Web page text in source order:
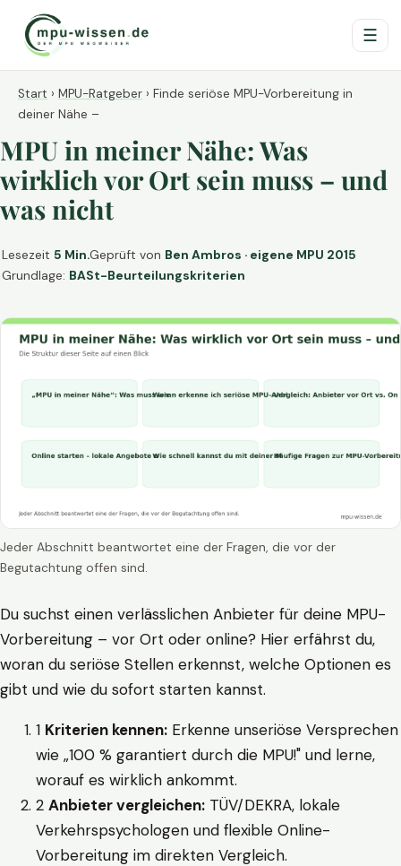
☰
Start › MPU-Ratgeber › Finde seriöse MPU-Vorbereitung in
deiner Nähe –
MPU in meiner Nähe: Was
wirklich vor Ort sein muss – und
was nicht
Lesezeit 5 Min.Geprüft von Ben Ambros · eigene MPU 2015
Grundlage: BASt-Beurteilungskriterien
Jeder Abschnitt beantwortet eine der Fragen, die vor der
Begutachtung offen sind.
Du suchst einen verlässlichen Anbieter für deine MPU-
Vorbereitung – vor Ort oder online? Hier erfährst du,
woran du seriöse Stellen erkennst, welche Optionen es
gibt und wie du sofort starten kannst.
1 Kriterien kennen: Erkenne unseriöse Versprechen
wie „100 % garantiert durch die MPU!" und lerne,
worauf es wirklich ankommt.
2 Anbieter vergleichen: TÜV/DEKRA, lokale
Verkehrspsychologen und flexible Online-
Vorbereitung im direkten Vergleich.